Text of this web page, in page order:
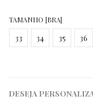
TAMANHO [BRA]
33 34 35 36
DESEJA